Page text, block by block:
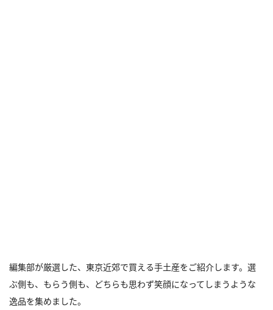
編集部が厳選した、東京近郊で買える手土産をご紹介します。選
ぶ側も、もらう側も、どちらも思わず笑顔になってしまうような
逸品を集めました。